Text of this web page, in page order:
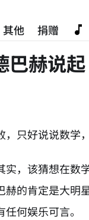
其他 捐赠
巴赫说起
只好说说数学
，该猜想在
的肯定是大
何娱乐可言。